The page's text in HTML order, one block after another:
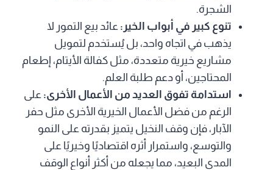
الشجرة.
تنوع كبير في أبواب الخير: عائد بيع التمور لا
يذهب في اتجاه واحد، بل يُستخدم لتمويل
مشاريع خيرية متعددة، مثل كفالة الأيتام، إطعام
المحتاجين، أو دعم طلبة العلم.
استدامة تفوق العديد من الأعمال الأخرى: على
الرغم من فضل الأعمال الخيرية الأخرى مثل حفر
الآبار، فإن وقف النخيل يتميز بقدرته على النمو
والتوسع، واستمرار أثره اقتصاديًا وخيريًا على
المدى البعيد، مما يجعله من أكثر أنواع الوقف